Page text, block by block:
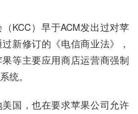
KCC）早于ACM发出过对苹
新修订的《电信商业法》，
等主要应用商店运营商强制
统。
国，也在要求苹果公司允许